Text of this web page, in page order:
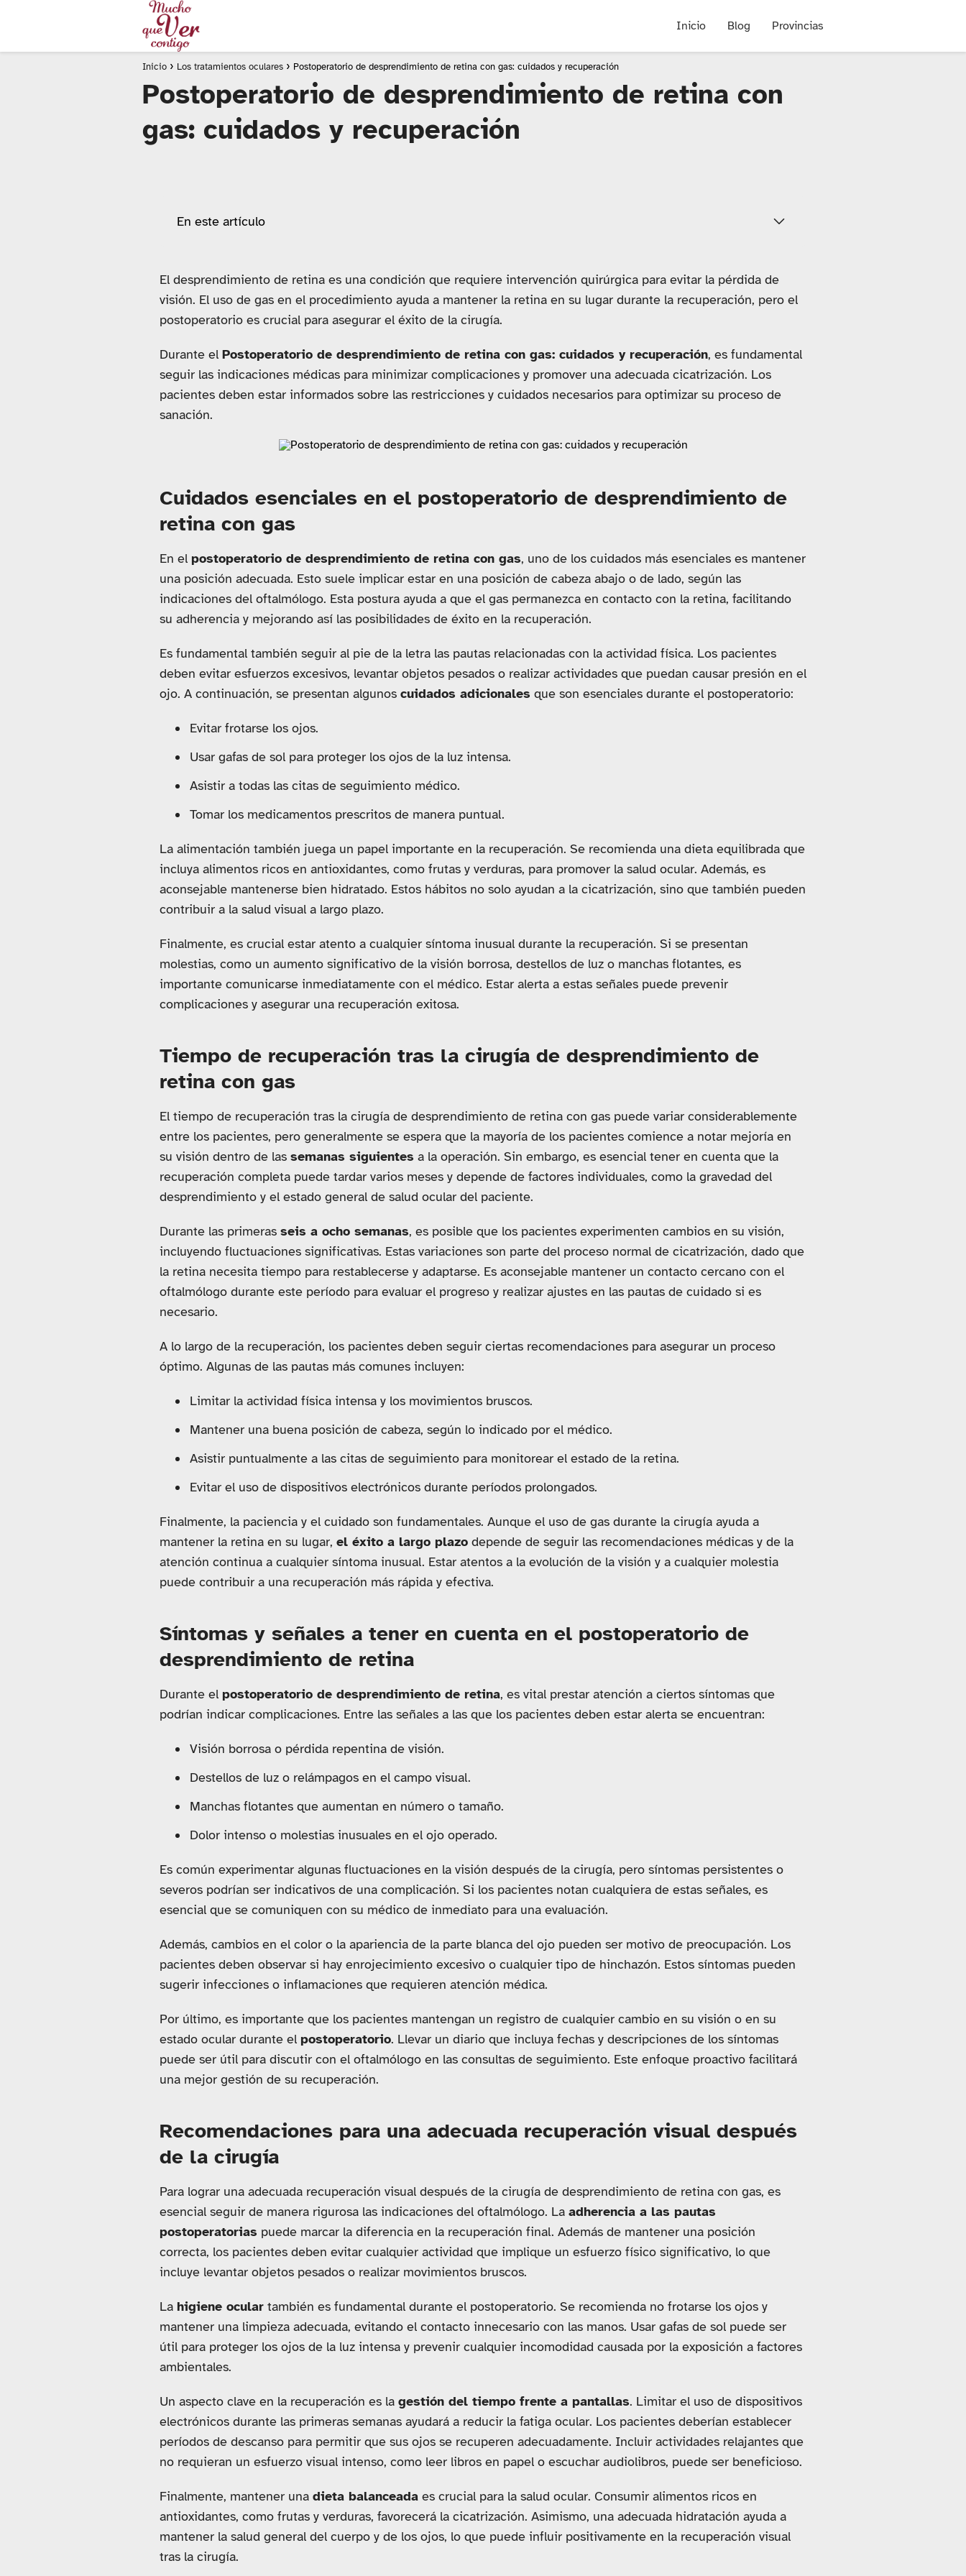
Inicio Blog Provincias
Inicio Los tratamientos oculares Postoperatorio de desprendimiento de retina con gas: cuidados y recuperación
Postoperatorio de desprendimiento de retina con
gas: cuidados y recuperación
En este artículo
El desprendimiento de retina es una condición que requiere intervención quirúrgica para evitar la pérdida de
visión. El uso de gas en el procedimiento ayuda a mantener la retina en su lugar durante la recuperación, pero el
postoperatorio es crucial para asegurar el éxito de la cirugía.
Durante el Postoperatorio de desprendimiento de retina con gas: cuidados y recuperación, es fundamental
seguir las indicaciones médicas para minimizar complicaciones y promover una adecuada cicatrización. Los
pacientes deben estar informados sobre las restricciones y cuidados necesarios para optimizar su proceso de
sanación.
Cuidados esenciales en el postoperatorio de desprendimiento de
retina con gas
En el postoperatorio de desprendimiento de retina con gas, uno de los cuidados más esenciales es mantener
una posición adecuada. Esto suele implicar estar en una posición de cabeza abajo o de lado, según las
indicaciones del oftalmólogo. Esta postura ayuda a que el gas permanezca en contacto con la retina, facilitando
su adherencia y mejorando así las posibilidades de éxito en la recuperación.
Es fundamental también seguir al pie de la letra las pautas relacionadas con la actividad física. Los pacientes
deben evitar esfuerzos excesivos, levantar objetos pesados o realizar actividades que puedan causar presión en el
ojo. A continuación, se presentan algunos cuidados adicionales que son esenciales durante el postoperatorio:
Evitar frotarse los ojos.
Usar gafas de sol para proteger los ojos de la luz intensa.
Asistir a todas las citas de seguimiento médico.
Tomar los medicamentos prescritos de manera puntual.
La alimentación también juega un papel importante en la recuperación. Se recomienda una dieta equilibrada que
incluya alimentos ricos en antioxidantes, como frutas y verduras, para promover la salud ocular. Además, es
aconsejable mantenerse bien hidratado. Estos hábitos no solo ayudan a la cicatrización, sino que también pueden
contribuir a la salud visual a largo plazo.
Finalmente, es crucial estar atento a cualquier síntoma inusual durante la recuperación. Si se presentan
molestias, como un aumento significativo de la visión borrosa, destellos de luz o manchas flotantes, es
importante comunicarse inmediatamente con el médico. Estar alerta a estas señales puede prevenir
complicaciones y asegurar una recuperación exitosa.
Tiempo de recuperación tras la cirugía de desprendimiento de
retina con gas
El tiempo de recuperación tras la cirugía de desprendimiento de retina con gas puede variar considerablemente
entre los pacientes, pero generalmente se espera que la mayoría de los pacientes comience a notar mejoría en
su visión dentro de las semanas siguientes a la operación. Sin embargo, es esencial tener en cuenta que la
recuperación completa puede tardar varios meses y depende de factores individuales, como la gravedad del
desprendimiento y el estado general de salud ocular del paciente.
Durante las primeras seis a ocho semanas, es posible que los pacientes experimenten cambios en su visión,
incluyendo fluctuaciones significativas. Estas variaciones son parte del proceso normal de cicatrización, dado que
la retina necesita tiempo para restablecerse y adaptarse. Es aconsejable mantener un contacto cercano con el
oftalmólogo durante este período para evaluar el progreso y realizar ajustes en las pautas de cuidado si es
necesario.
A lo largo de la recuperación, los pacientes deben seguir ciertas recomendaciones para asegurar un proceso
óptimo. Algunas de las pautas más comunes incluyen:
Limitar la actividad física intensa y los movimientos bruscos.
Mantener una buena posición de cabeza, según lo indicado por el médico.
Asistir puntualmente a las citas de seguimiento para monitorear el estado de la retina.
Evitar el uso de dispositivos electrónicos durante períodos prolongados.
Finalmente, la paciencia y el cuidado son fundamentales. Aunque el uso de gas durante la cirugía ayuda a
mantener la retina en su lugar, el éxito a largo plazo depende de seguir las recomendaciones médicas y de la
atención continua a cualquier síntoma inusual. Estar atentos a la evolución de la visión y a cualquier molestia
puede contribuir a una recuperación más rápida y efectiva.
Síntomas y señales a tener en cuenta en el postoperatorio de
desprendimiento de retina
Durante el postoperatorio de desprendimiento de retina, es vital prestar atención a ciertos síntomas que
podrían indicar complicaciones. Entre las señales a las que los pacientes deben estar alerta se encuentran:
Visión borrosa o pérdida repentina de visión.
Destellos de luz o relámpagos en el campo visual.
Manchas flotantes que aumentan en número o tamaño.
Dolor intenso o molestias inusuales en el ojo operado.
Es común experimentar algunas fluctuaciones en la visión después de la cirugía, pero síntomas persistentes o
severos podrían ser indicativos de una complicación. Si los pacientes notan cualquiera de estas señales, es
esencial que se comuniquen con su médico de inmediato para una evaluación.
Además, cambios en el color o la apariencia de la parte blanca del ojo pueden ser motivo de preocupación. Los
pacientes deben observar si hay enrojecimiento excesivo o cualquier tipo de hinchazón. Estos síntomas pueden
sugerir infecciones o inflamaciones que requieren atención médica.
Por último, es importante que los pacientes mantengan un registro de cualquier cambio en su visión o en su
estado ocular durante el postoperatorio. Llevar un diario que incluya fechas y descripciones de los síntomas
puede ser útil para discutir con el oftalmólogo en las consultas de seguimiento. Este enfoque proactivo facilitará
una mejor gestión de su recuperación.
Recomendaciones para una adecuada recuperación visual después
de la cirugía
Para lograr una adecuada recuperación visual después de la cirugía de desprendimiento de retina con gas, es
esencial seguir de manera rigurosa las indicaciones del oftalmólogo. La adherencia a las pautas
postoperatorias puede marcar la diferencia en la recuperación final. Además de mantener una posición
correcta, los pacientes deben evitar cualquier actividad que implique un esfuerzo físico significativo, lo que
incluye levantar objetos pesados o realizar movimientos bruscos.
La higiene ocular también es fundamental durante el postoperatorio. Se recomienda no frotarse los ojos y
mantener una limpieza adecuada, evitando el contacto innecesario con las manos. Usar gafas de sol puede ser
útil para proteger los ojos de la luz intensa y prevenir cualquier incomodidad causada por la exposición a factores
ambientales.
Un aspecto clave en la recuperación es la gestión del tiempo frente a pantallas. Limitar el uso de dispositivos
electrónicos durante las primeras semanas ayudará a reducir la fatiga ocular. Los pacientes deberían establecer
períodos de descanso para permitir que sus ojos se recuperen adecuadamente. Incluir actividades relajantes que
no requieran un esfuerzo visual intenso, como leer libros en papel o escuchar audiolibros, puede ser beneficioso.
Finalmente, mantener una dieta balanceada es crucial para la salud ocular. Consumir alimentos ricos en
antioxidantes, como frutas y verduras, favorecerá la cicatrización. Asimismo, una adecuada hidratación ayuda a
mantener la salud general del cuerpo y de los ojos, lo que puede influir positivamente en la recuperación visual
tras la cirugía.